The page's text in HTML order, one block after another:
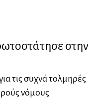
στην
τις συχνά τολμηρές
νόμους